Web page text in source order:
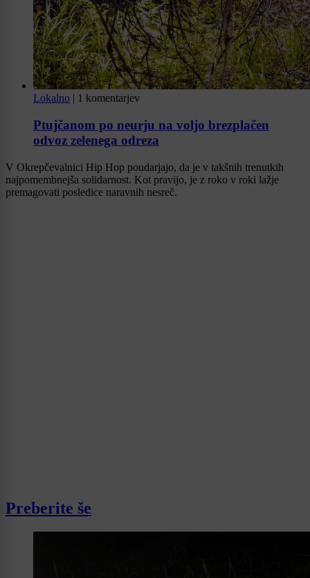
Lokalno | 1 komentarjev
Ptujčanom po neurju na voljo brezplačen
odvoz zelenega odreza
V Okrepčevalnici Hip Hop poudarjajo, da je v takšnih trenutkih
najpomembnejša solidarnost. Kot pravijo, je z roko v roki lažje
premagovati posledice naravnih nesreč.
Preberite še